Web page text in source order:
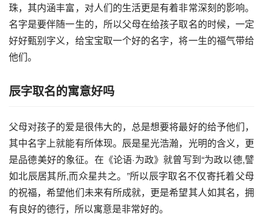
珠，其内涵丰富，对人们的生活更是有着非常深刻的影响。
名字是要伴随一生的，所以父母在给孩子取名的时候，一定
好好甄别字义，给宝宝取一个好的名字，将一生的福气带给
他们。
辰字取名的寓意好吗
父母对孩子的爱是很伟大的，总是想要将最好的给予他们，
其中名字上就能有所体现。辰是星光浩瀚，光明的含义，更
是品德美好的象征。在《论语·为政》就曾写到“为政以德,譬
如北辰居其所,而众星共之。”所以辰字取名不仅寄托着父母
的祝福，希望他们未来有所成就，更是希望其人如其名，拥
有良好的德行，所以寓意是非常好的。